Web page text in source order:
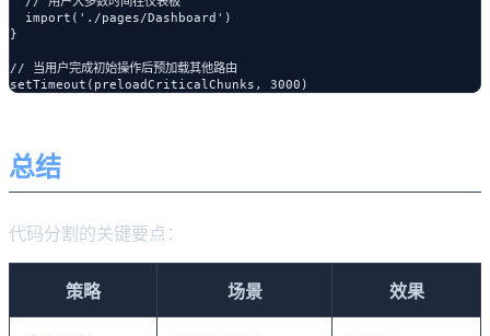
  import('./pages/Dashboard')
}
// 当用户完成初始操作后预加载其他路由
总结
代码分割的关键要点：
策略 场景 效果